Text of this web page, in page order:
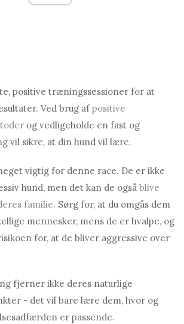
positive træningssessioner for at
Ved brug afpositive
og vedligeholde en fast og
vil sikre, at din hund vil lære.
vigtig for denne race. De er ikke
hund, men det kan de også blive
familie. Sørg for, at du omgås dem
mennesker, mens de er hvalpe, og
for, at de bliver aggressive over
fjerner ikke deres naturlige
- det vil bare lære dem, hvor og
er passende.